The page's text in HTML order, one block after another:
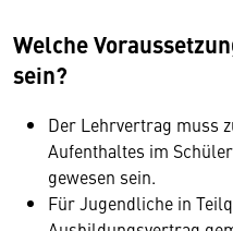
Welche
sein?
Der Lehrvertrag muss
Aufenthaltes im
gewesen sein.
Für Jugendliche in